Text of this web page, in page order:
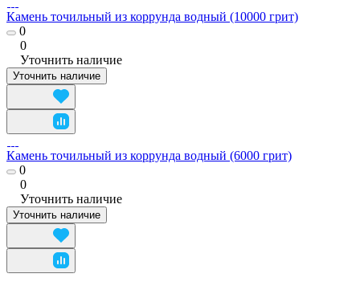
Камень точильный из коррунда водный (10000 грит)
0
0
Уточнить наличие
Уточнить наличие
Камень точильный из коррунда водный (6000 грит)
0
0
Уточнить наличие
Уточнить наличие